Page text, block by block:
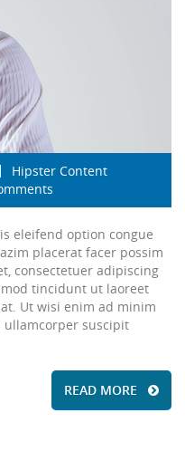
Hipster Content
eleifend option congue
placerat facer possim
consectetuer adipiscing
tincidunt ut laoreet
Ut wisi enim ad minim
ullamcorper suscipit
READ MORE